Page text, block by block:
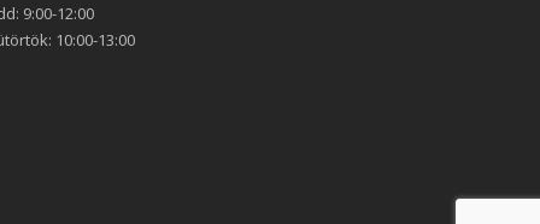
9:00-12:00
10:00-13:00